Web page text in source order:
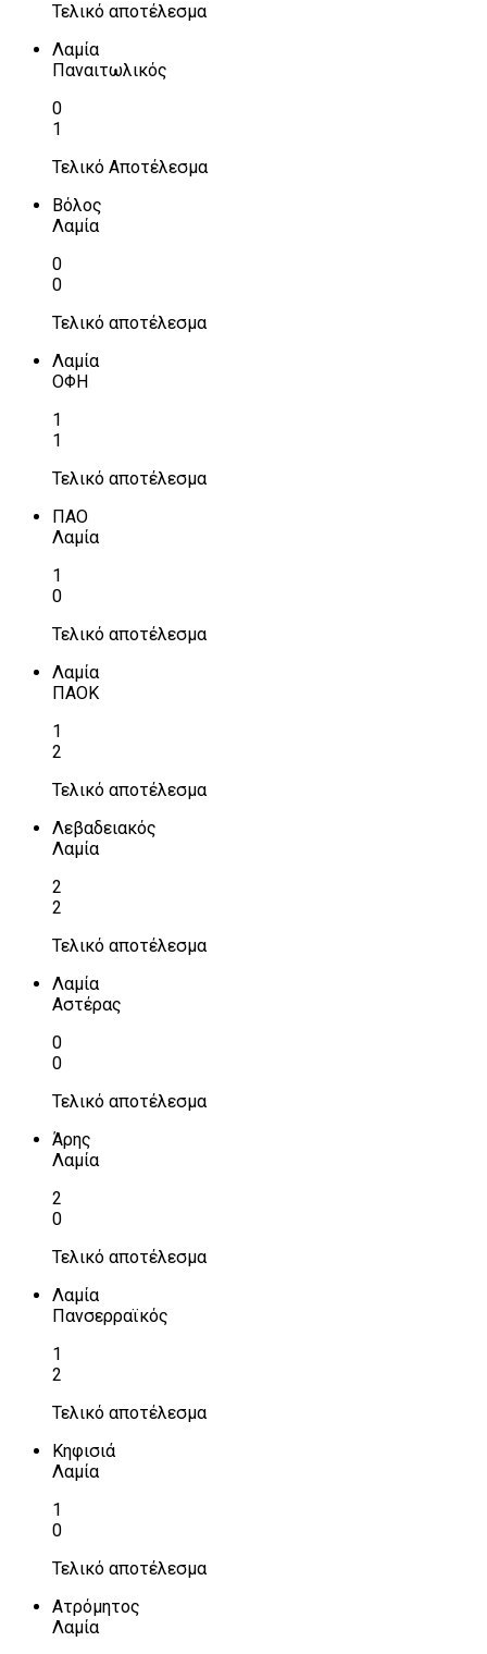
Τελικό αποτέλεσμα
Λαμία
Παναιτωλικός
0
1
Τελικό Αποτέλεσμα
Βόλος
Λαμία
0
0
Τελικό αποτέλεσμα
Λαμία
ΟΦΗ
1
1
Τελικό αποτέλεσμα
ΠΑΟ
Λαμία
1
0
Τελικό αποτέλεσμα
Λαμία
ΠΑΟΚ
1
2
Τελικό αποτέλεσμα
Λεβαδειακός
Λαμία
2
2
Τελικό αποτέλεσμα
Λαμία
Αστέρας
0
0
Τελικό αποτέλεσμα
Άρης
Λαμία
2
0
Τελικό αποτέλεσμα
Λαμία
Πανσερραϊκός
1
2
Τελικό αποτέλεσμα
Κηφισιά
Λαμία
1
0
Τελικό αποτέλεσμα
Ατρόμητος
Λαμία